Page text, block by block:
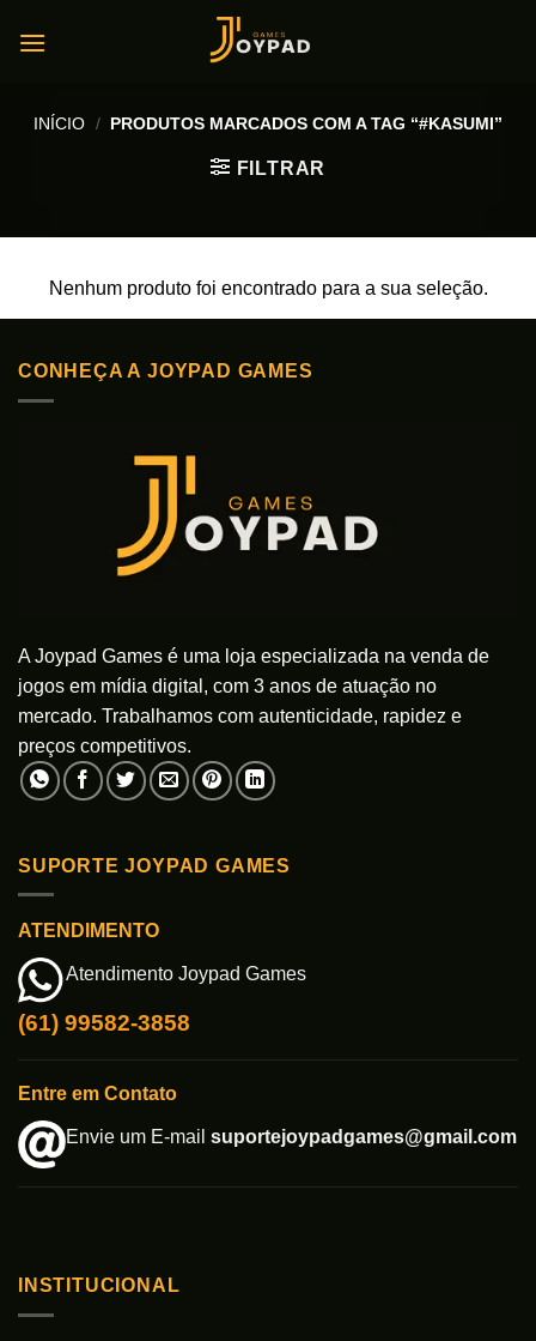
INÍCIO / PRODUTOS MARCADOS COM A TAG “#KASUMI”
FILTRAR
Nenhum produto foi encontrado para a sua seleção.
CONHEÇA A JOYPAD GAMES
A Joypad Games é uma loja especializada na venda de
jogos em mídia digital, com 3 anos de atuação no
mercado. Trabalhamos com autenticidade, rapidez e
preços competitivos.
SUPORTE JOYPAD GAMES
ATENDIMENTO
Atendimento Joypad Games
(61) 99582-3858
Entre em Contato
Envie um E-mail suportejoypadgames@gmail.com
INSTITUCIONAL